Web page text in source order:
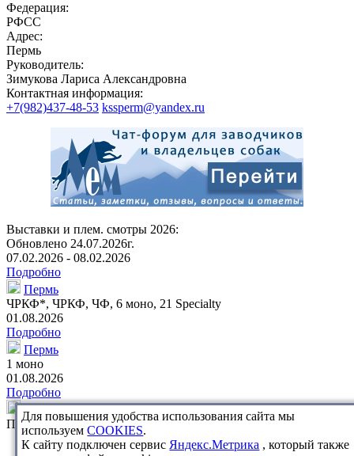
Федерация:
РФСС
Адрес:
Пермь
Руководитель:
Зимукова Лариса Александровна
Контактная информация:
+7(982)437-48-53 kssperm@yandex.ru
Выставки и плем. смотры 2026:
Обновлено 24.07.2026г.
07.02.2026 - 08.02.2026
Подробно
Пермь
ЧРКФ*, ЧРКФ, ЧФ, 6 моно, 21 Specialty
01.08.2026
Подробно
Пермь
1 моно
01.08.2026
Подробно
Пермь
Племенной смотр
Для повышения удобства использования сайта мы
используемCOOKIES.
К сайту подключен сервис Яндекс.Метрика , который также